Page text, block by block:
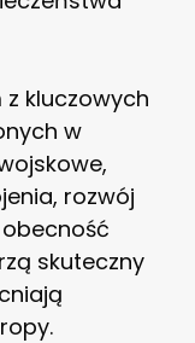
kluczowych
w
rozwój
skuteczny